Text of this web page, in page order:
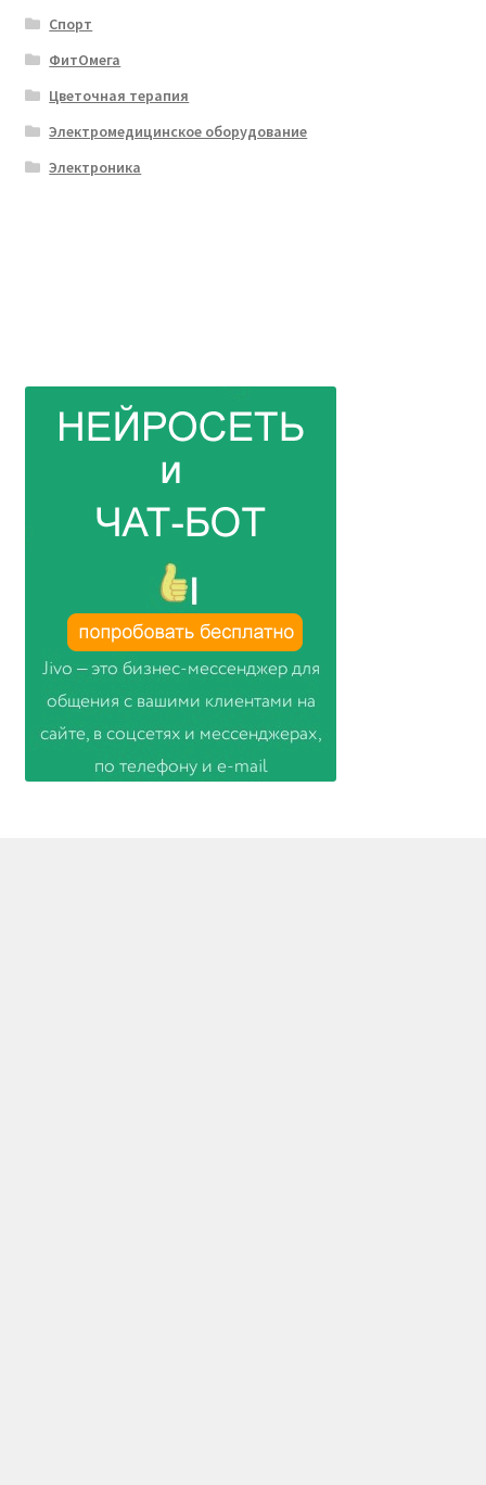
Спорт
ФитОмега
Цветочная терапия
Электромедицинское оборудование
Электроника